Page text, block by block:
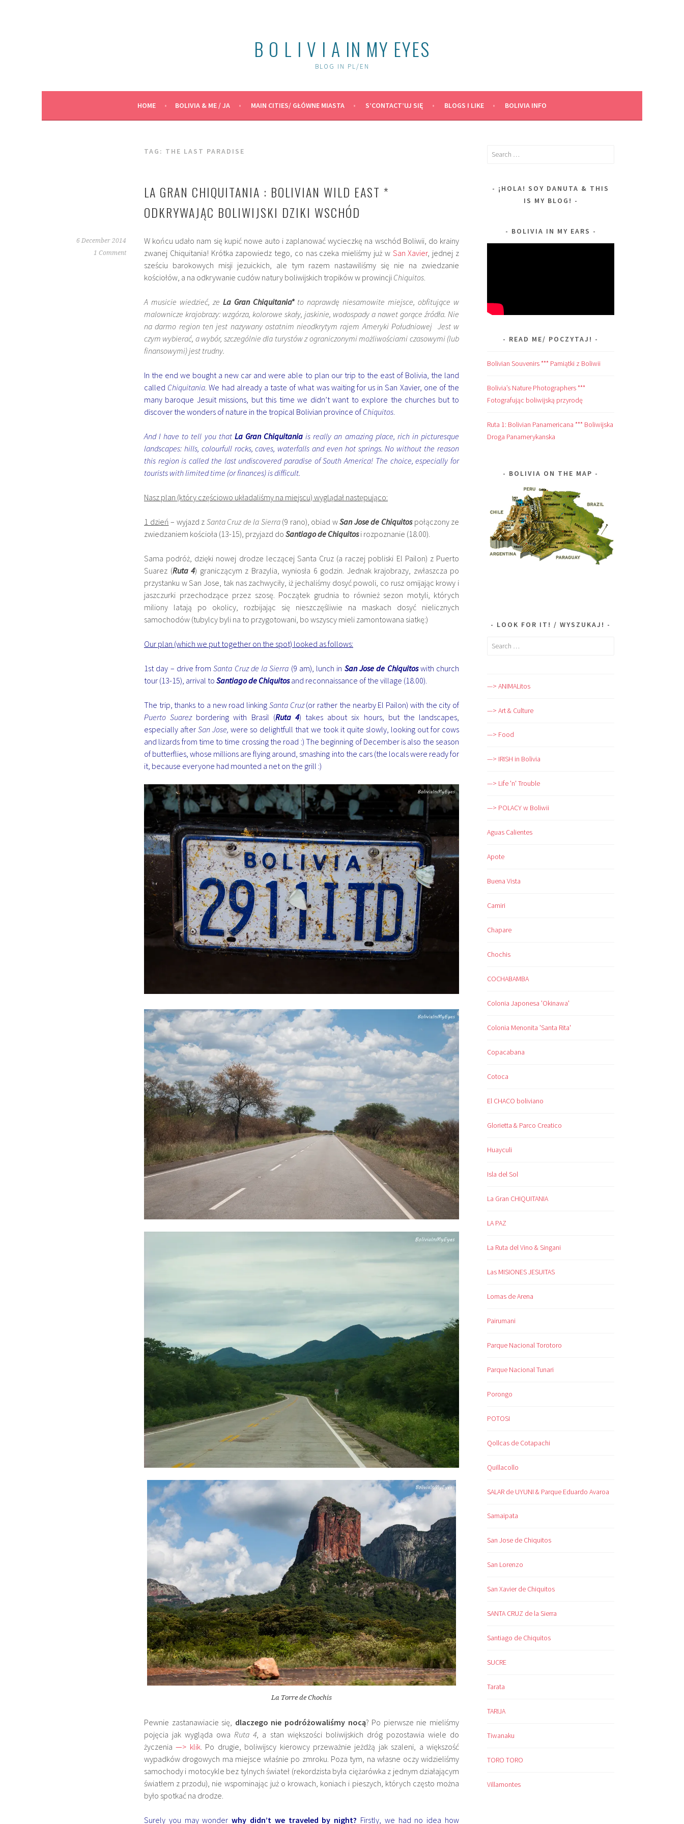
B O L I V I A IN MY EYES
BLOG IN PL/EN
HOME BOLIVIA & ME / JA MAIN CITIES/ GŁÓWNE MIASTA S’CONTACT’UJ SIĘ BLOGS I LIKE BOLIVIA INFO
TAG: THE LAST PARADISE
LA GRAN CHIQUITANIA : BOLIVIAN WILD EAST *
ODKRYWAJĄC BOLIWIJSKI DZIKI WSCHÓD
6 December 2014
1 Comment
W końcu udało nam się kupić nowe auto i zaplanować wycieczkę na wschód Boliwii, do krainy
zwanej Chiquitania! Krótka zapowiedz tego, co nas czeka mieliśmy już w San Xavier, jednej z
sześciu barokowych misji jezuickich, ale tym razem nastawiliśmy się nie na zwiedzanie
kościołów, a na odkrywanie cudów natury boliwijskich tropików w prowincji Chiquitos.
A musicie wiedzieć, ze La Gran Chiquitania* to naprawdę niesamowite miejsce, obfitujące w
malownicze krajobrazy: wzgórza, kolorowe skały, jaskinie, wodospady a nawet gorące źródła. Nie
na darmo region ten jest nazywany ostatnim nieodkrytym rajem Ameryki Południowej Jest w
czym wybierać, a wybór, szczególnie dla turystów z ograniczonymi możliwościami czasowymi (lub
finansowymi) jest trudny.
In the end we bought a new car and were able to plan our trip to the east of Bolivia, the land
called Chiquitania. We had already a taste of what was waiting for us in San Xavier, one of the
many baroque Jesuit missions, but this time we didn’t want to explore the churches but to
discover the wonders of nature in the tropical Bolivian province of Chiquitos.
And I have to tell you that La Gran Chiquitania is really an amazing place, rich in picturesque
landscapes: hills, colourfull rocks, caves, waterfalls and even hot springs. No without the reason
this region is called the last undiscovered paradise of South America! The choice, especially for
tourists with limited time (or finances) is difficult.
Nasz plan (który częściowo układaliśmy na miejscu) wyglądał następująco:
1 dzień – wyjazd z Santa Cruz de la Sierra(9 rano), obiad wSan Jose de Chiquitos połączony ze
zwiedzaniem kościoła (13-15), przyjazd do Santiago de Chiquitosi rozpoznanie (18.00).
Sama podróż, dzięki nowej drodze leczącej Santa Cruz (a raczej pobliski El Pailon) z Puerto
Suarez (Ruta 4) graniczącym z Brazylia, wyniosła 6 godzin. Jednak krajobrazy, zwłaszcza po
przystanku w San Jose, tak nas zachwyciły, iż jechaliśmy dosyć powoli, co rusz omijając krowy i
jaszczurki przechodzące przez szosę. Początek grudnia to również sezon motyli, których
miliony latają po okolicy, rozbijając się nieszczęśliwie na maskach dosyć nielicznych
samochodów (tubylcy byli na to przygotowani, bo wszyscy mieli zamontowana siatkę:)
Our plan (which we put together on the spot) looked as follows:
1st day – drive fromSanta Cruz de la Sierra (9 am), lunch in San Jose de Chiquitos with church
tour (13-15), arrival to Santiago de Chiquitosand reconnaissance of the village (18.00).
The trip, thanks to a new road linking Santa Cruz(or rather the nearby El Pailon) with the city of
Puerto Suarezbordering with Brasil (Ruta 4) takes about six hours, but the landscapes,
especially afterSan Jose, were so delightfull that we took it quite slowly, looking out for cows
and lizards from time to time crossing the road :) The beginning of December is also the season
of butterflies, whose millions are flying around, smashing into the cars (the locals were ready for
it, because everyone had mounted a net on the grill :)
La Torre de Chochis
Pewnie zastanawiacie się, dlaczego nie podróżowaliśmy nocą? Po pierwsze nie mieliśmy
pojęcia jak wygląda owaRuta 4, a stan większości boliwijskich dróg pozostawia wiele do
życzenia—> klik. Po drugie, boliwijscy kierowcy przeważnie jeżdżą jak szaleni, a większość
wypadków drogowych ma miejsce właśnie po zmroku. Poza tym, na własne oczy widzieliśmy
samochody i motocykle bez tylnych świateł (rekordzista była ciężarówka z jednym działającym
światłem z przodu), nie wspominając już o krowach, koniach i pieszych, których często można
było spotkać na drodze.
Surely you may wonderwhy didn’t we traveled by night? Firstly, we had no idea how
Search
¡HOLA! SOY DANUTA & THIS
IS MY BLOG!
BOLIVIA IN MY EARS
READ ME/ POCZYTAJ!
Bolivian Souvenirs *** Pamiątki z Boliwii
Bolivia’s Nature Photographers ***
Fotografując boliwijską przyrodę
Ruta 1: Bolivian Panamericana *** Boliwijska
Droga Panamerykanska
BOLIVIA ON THE MAP
LOOK FOR IT! / WYSZUKAJ!
Search
—> ANIMALitos
—> Art & Culture
—> Food
—> IRISH in Bolivia
—> Life 'n' Trouble
—> POLACY w Boliwii
Aguas Calientes
Apote
Buena Vista
Camiri
Chapare
Chochis
COCHABAMBA
Colonia Japonesa 'Okinawa'
Colonia Menonita 'Santa Rita'
Copacabana
Cotoca
El CHACO boliviano
Glorietta & Parco Creatico
Huayculi
Isla del Sol
La Gran CHIQUITANIA
LA PAZ
La Ruta del Vino & Singani
Las MISIONES JESUITAS
Lomas de Arena
Pairumani
Parque Nacional Torotoro
Parque Nacional Tunari
Porongo
POTOSI
Qollcas de Cotapachi
Quillacollo
SALAR de UYUNI & Parque Eduardo Avaroa
Samaipata
San Jose de Chiquitos
San Lorenzo
San Xavier de Chiquitos
SANTA CRUZ de la Sierra
Santiago de Chiquitos
SUCRE
Tarata
TARIJA
Tiwanaku
TORO TORO
Villamontes